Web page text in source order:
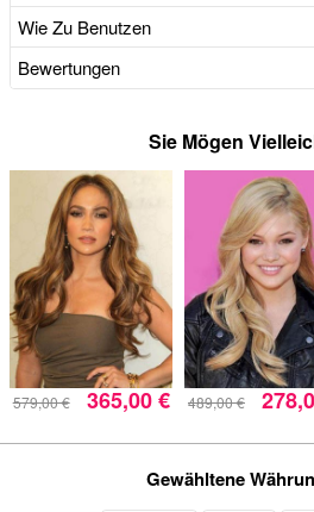
Wie Zu Benutzen
Bewertungen
Sie Mögen
579,00 € 365,00 € 489,00 €
Gewähltene